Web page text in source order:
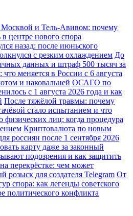
и Тель-Авивом: почему
центре нового спора
назад: после июньского
с резким охлаждением До
данных и штраф 500 тысяч за
меняется в России с 6 августа
и наковальней ОСАГО по
с 1 августа 2026 года и как
После тяжёлой травмы: почему
стало испытанием и что
физических лиц: когда процедура
Криптовалюта по новым
россиян после 1 сентября 2026
карту даже за законный
подозрения и как защитить
перекрёстке: чем может
розыск для создателя Telegram От
спора: как легенды советского
политического конфликта